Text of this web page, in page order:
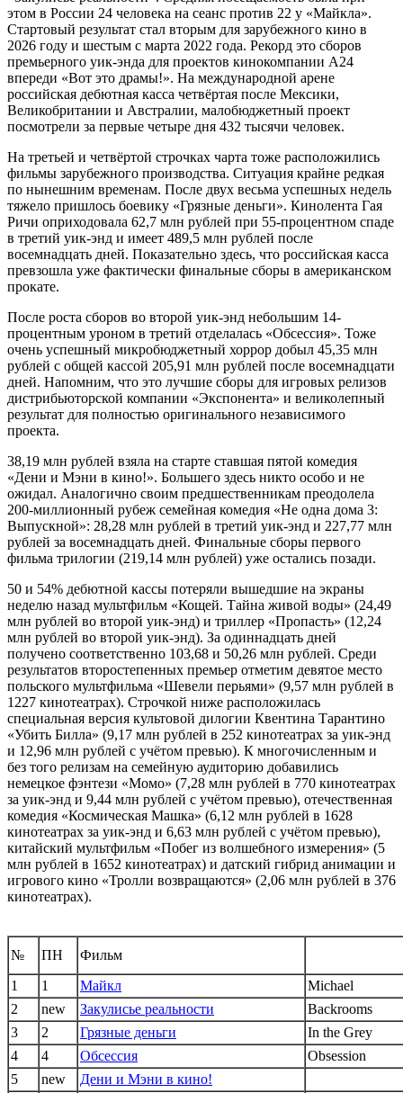
этом в России 24 человека на сеанс против 22 у «Майкла».
Стартовый результат стал вторым для зарубежного кино в
2026 году и шестым с марта 2022 года. Рекорд это сборов
премьерного уик-энда для проектов кинокомпании A24
впереди «Вот это драмы!». На международной арене
российская дебютная касса четвёртая после Мексики,
Великобритании и Австралии, малобюджетный проект
посмотрели за первые четыре дня 432 тысячи человек.
На третьей и четвёртой строчках чарта тоже расположились
фильмы зарубежного производства. Ситуация крайне редкая
по нынешним временам. После двух весьма успешных недель
тяжело пришлось боевику «Грязные деньги». Кинолента Гая
Ричи оприходовала 62,7 млн рублей при 55-процентном спаде
в третий уик-энд и имеет 489,5 млн рублей после
восемнадцать дней. Показательно здесь, что российская касса
превзошла уже фактически финальные сборы в американском
прокате.
После роста сборов во второй уик-энд небольшим 14-
процентным уроном в третий отделалась «Обсессия». Тоже
очень успешный микробюджетный хоррор добыл 45,35 млн
рублей с общей кассой 205,91 млн рублей после восемнадцати
дней. Напомним, что это лучшие сборы для игровых релизов
дистрибьюторской компании «Экспонента» и великолепный
результат для полностью оригинального независимого
проекта.
38,19 млн рублей взяла на старте ставшая пятой комедия
«Дени и Мэни в кино!». Большего здесь никто особо и не
ожидал. Аналогично своим предшественникам преодолела
200-миллионный рубеж семейная комедия «Не одна дома 3:
Выпускной»: 28,28 млн рублей в третий уик-энд и 227,77 млн
рублей за восемнадцать дней. Финальные сборы первого
фильма трилогии (219,14 млн рублей) уже остались позади.
50 и 54% дебютной кассы потеряли вышедшие на экраны
неделю назад мультфильм «Кощей. Тайна живой воды» (24,49
млн рублей во второй уик-энд) и триллер «Пропасть» (12,24
млн рублей во второй уик-энд). За одиннадцать дней
получено соответственно 103,68 и 50,26 млн рублей. Среди
результатов второстепенных премьер отметим девятое место
польского мультфильма «Шевели перьями» (9,57 млн рублей в
1227 кинотеатрах). Строчкой ниже расположилась
специальная версия культовой дилогии Квентина Тарантино
«Убить Билла» (9,17 млн рублей в 252 кинотеатрах за уик-энд
и 12,96 млн рублей с учётом превью). К многочисленным и
без того релизам на семейную аудиторию добавились
немецкое фэнтези «Момо» (7,28 млн рублей в 770 кинотеатрах
за уик-энд и 9,44 млн рублей с учётом превью), отечественная
комедия «Космическая Машка» (6,12 млн рублей в 1628
кинотеатрах за уик-энд и 6,63 млн рублей с учётом превью),
китайский мультфильм «Побег из волшебного измерения» (5
млн рублей в 1652 кинотеатрах) и датский гибрид анимации и
игрового кино «Тролли возвращаются» (2,06 млн рублей в 376
кинотеатрах).
№ ПН
Фильм
1
1 Майкл
Michael
2
new Закулисье реальности
Backrooms
3
2 Грязные деньги
In the Grey
4
4 Обсессия
Obsession
5
new
Дени и Мэни в кино!